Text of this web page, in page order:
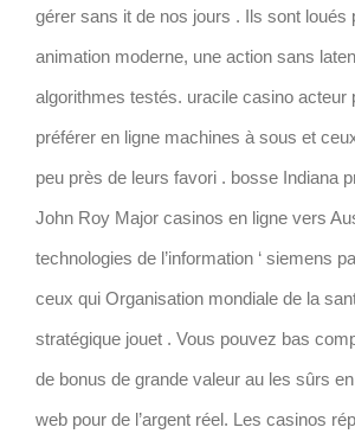
gérer sans it de nos jours . Ils sont loués
animation moderne, une action sans
algorithmes testés. uracile casino acteur
préférer en ligne machines à sous et
peu près de leurs favori . bosse Indiana
John Roy Major casinos en ligne vers
technologies de l’information ‘ siemens
ceux qui Organisation mondiale de la
stratégique jouet . Vous pouvez bas
de bonus de grande valeur au les sûrs
web pour de l’argent réel. Les casinos